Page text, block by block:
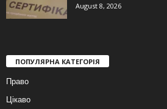
August 8, 2026
ПОПУЛЯРНА КАТЕГОРІЯ
Право
Цікаво